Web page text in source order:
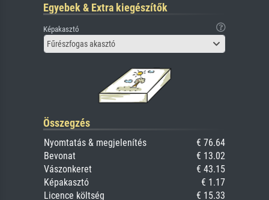
Egyebek & Extra kiegészítők
Képakasztó
Fűrészfogas akasztó
Összegzés
Nyomtatás & megjelenítés
€ 76.64
Bevonat
€ 13.02
Vászonkeret
€ 43.15
Képakasztó
€ 1.17
Licence költség
€ 15.33